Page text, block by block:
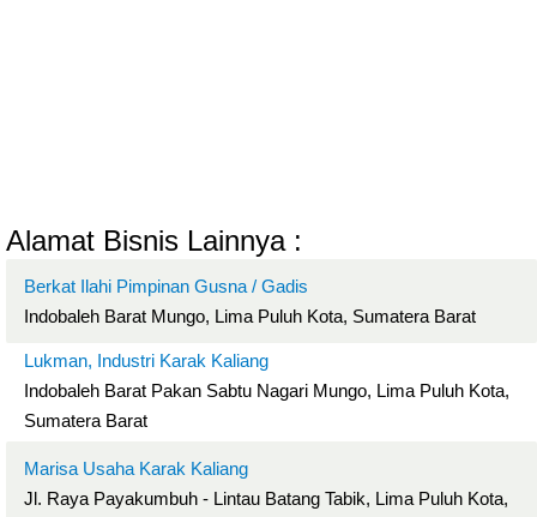
Alamat Bisnis Lainnya :
Berkat Ilahi Pimpinan Gusna / Gadis
Indobaleh Barat Mungo, Lima Puluh Kota, Sumatera Barat
Lukman, Industri Karak Kaliang
Indobaleh Barat Pakan Sabtu Nagari Mungo, Lima Puluh Kota,
Sumatera Barat
Marisa Usaha Karak Kaliang
Jl. Raya Payakumbuh - Lintau Batang Tabik, Lima Puluh Kota,